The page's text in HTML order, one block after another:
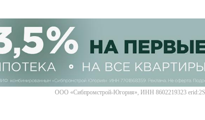
ООО «Сибпромстрой-Югория», ИНН 8602219323